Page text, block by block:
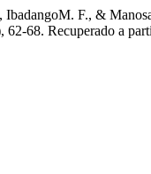
F., &
62-68. Recuperado a